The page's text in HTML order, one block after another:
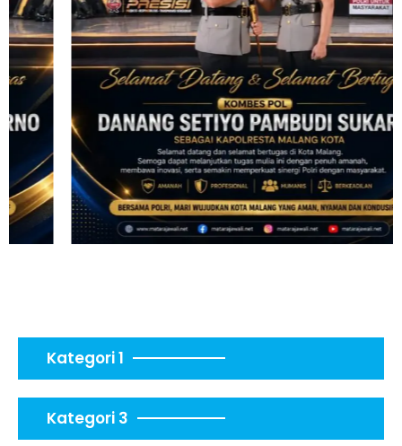
Kategori 1
Kategori 3